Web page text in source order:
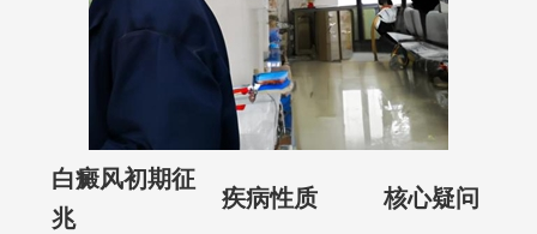
白癜风初期征
兆
疾病性质 核心疑问